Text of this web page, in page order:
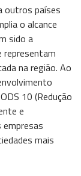
outros países
o alcance
sido a
representam
na região. Ao
10 (Redução
e
empresas
mais